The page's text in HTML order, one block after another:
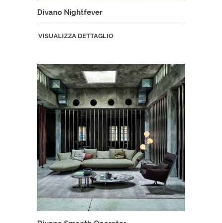
Divano Nightfever
VISUALIZZA DETTAGLIO